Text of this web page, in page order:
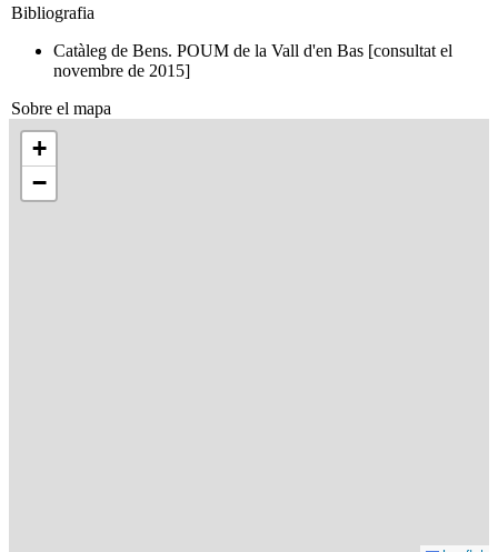
Bibliografia
Catàleg de Bens. POUM de la Vall d'en Bas [consultat el
novembre de 2015]
Sobre el mapa
+
−